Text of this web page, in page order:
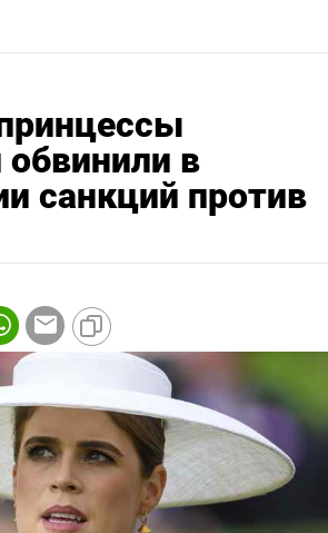
обвинили в
санкций против